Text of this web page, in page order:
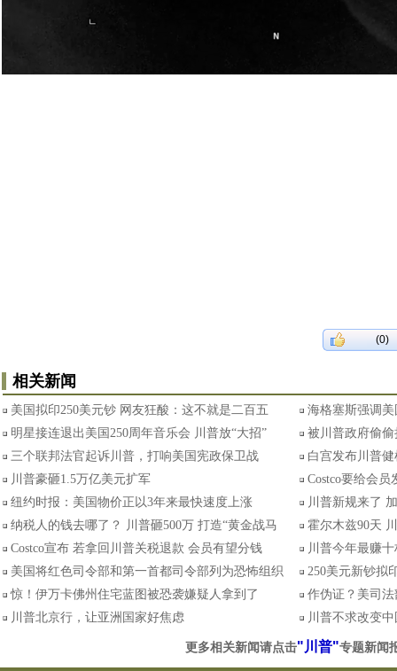
(0)
相关新闻
美国拟印250美元钞 网友狂酸：这不就是二百五
海格塞斯强调美
明星接连退出美国250周年音乐会 川普放“大招”
被川普政府偷
三个联邦法官起诉川普，打响美国宪政保卫战
白宫发布川普
川普豪砸1.5万亿美元扩军
Costco要给会
纽约时报：美国物价正以3年来最快速度上涨
川普新规来了
纳税人的钱去哪了？ 川普砸500万 打造“黄金战马
霍尔木兹90天
Costco宣布 若拿回川普关税退款 会员有望分钱
川普今年最赚
美国将红色司令部和第一首都司令部列为恐怖组织
250美元新钞拟
惊！伊万卡佛州住宅蓝图被恐袭嫌疑人拿到了
作伪证？美司
川普北京行，让亚洲国家好焦虑
川普不求改变
更多相关新闻请点击"川普"专题新闻